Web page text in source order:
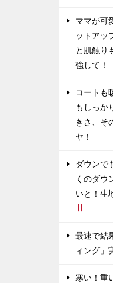
ママが可
ットアッ
と肌触り
強して！
コートも
もしっか
きさ、そ
ヤ！
ダウンで
くのダウ
いと！生
最速で結
ィング」
寒い！重